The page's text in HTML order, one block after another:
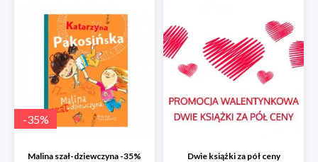
-35%
Malina szał-dziewczyna -35% Dwie książki za pół ceny